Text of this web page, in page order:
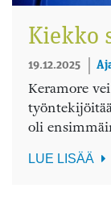
Kiekko
19.12.2025
Keramore
oli
LUE LISÄÄ